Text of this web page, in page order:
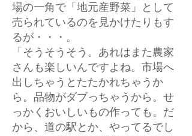
場の一角で「地元産野菜」として
売られているのを見かけたりもす
るが・・・。
「そうそうそう。あれはまた農家
さんも楽しいんですよね。市場へ
出しちゃうとたたかれちゃうか
ら。品物がダブっちゃうから。せ
っかくおいしいもの作っても。だ
から、道の駅とか、やってるでし